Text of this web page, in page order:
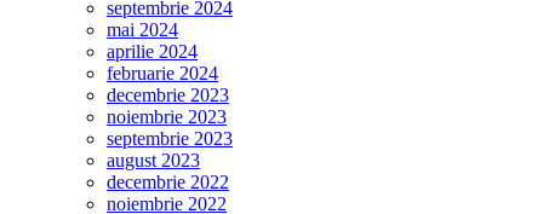
vernisată
luni,
21.IX.2015,
Biblioteca
Centrală
Universitară
București
septembrie 2024
mai 2024
aprilie 2024
februarie 2024
decembrie 2023
noiembrie 2023
septembrie 2023
august 2023
decembrie 2022
noiembrie 2022